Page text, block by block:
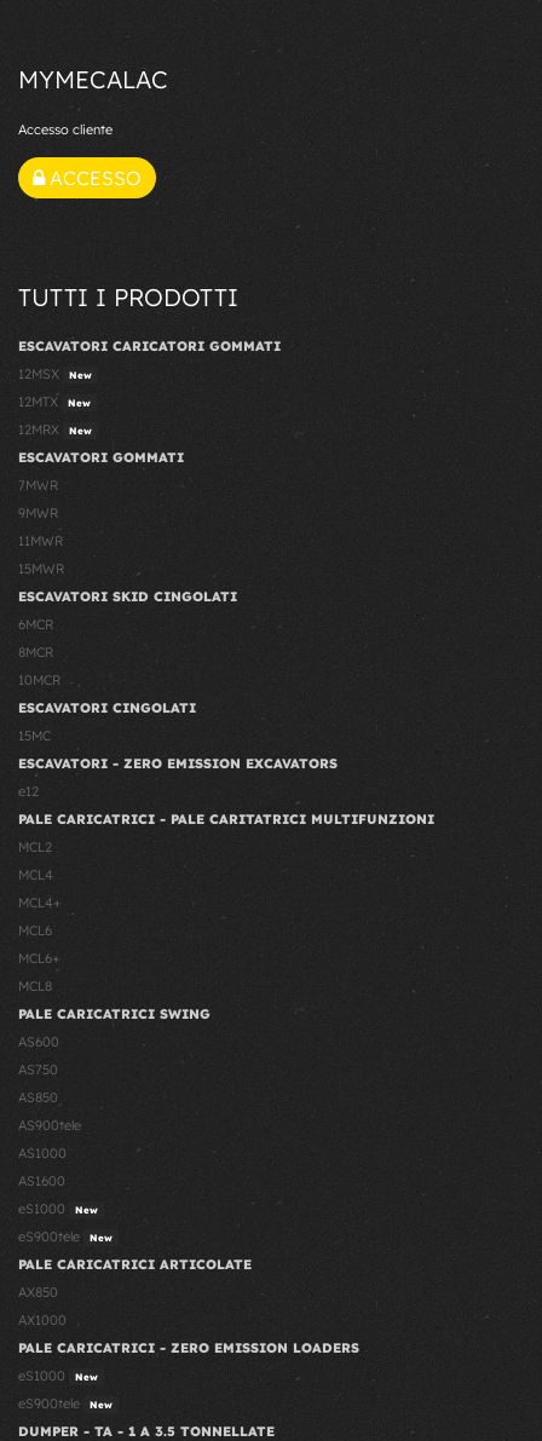
MYMECALAC
Accesso cliente
ACCESSO
TUTTI I PRODOTTI
ESCAVATORI CARICATORI GOMMATI
12MSX
New
12MTX New
12MRX New
ESCAVATORI GOMMATI
7MWR
9MWR
11MWR
15MWR
ESCAVATORI SKID CINGOLATI
6MCR
8MCR
10MCR
ESCAVATORI CINGOLATI
15MC
ESCAVATORI - ZERO EMISSION EXCAVATORS
e12
PALE CARICATRICI - PALE CARITATRICI MULTIFUNZIONI
MCL2
MCL4
MCL4+
MCL6
MCL6+
MCL8
PALE CARICATRICI SWING
AS600
AS750
AS850
AS900tele
AS1000
AS1600
eS1000
New
eS900tele New
PALE CARICATRICI ARTICOLATE
AX850
AX1000
PALE CARICATRICI - ZERO EMISSION LOADERS
eS1000
New
eS900tele New
DUMPER - TA - 1 A 3.5 TONNELLATE